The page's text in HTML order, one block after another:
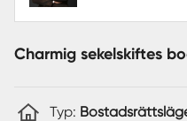
Charmig sekelskiftes
Typ: